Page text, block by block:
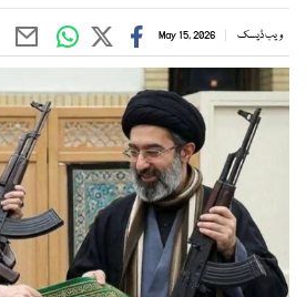
ویب ڈیسک May 15, 2026